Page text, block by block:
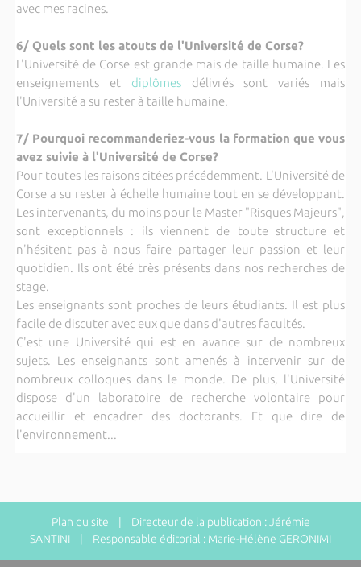
avec mes racines.
6/ Quels sont les atouts de l'Université de Corse?
L'Université de Corse est grande mais de taille humaine. Les
enseignements et diplômesdélivrés sont variés mais
l'Université a su rester à taille humaine.
7/ Pourquoi recommanderiez-vous la formation que vous
avez suivie à l'Université de Corse?
Pour toutes les raisons citées précédemment. L'Université de
Corse a su rester à échelle humaine tout en se développant.
Les intervenants, du moins pour le Master "Risques Majeurs",
sont exceptionnels : ils viennent de toute structure et
n'hésitent pas à nous faire partager leur passion et leur
quotidien. Ils ont été très présents dans nos recherches de
stage.
Les enseignants sont proches de leurs étudiants. Il est plus
facile de discuter avec eux que dans d'autres facultés.
C'est une Université qui est en avance sur de nombreux
sujets. Les enseignants sont amenés à intervenir sur de
nombreux colloques dans le monde. De plus, l'Université
dispose d'un laboratoire de recherche volontaire pour
accueillir et encadrer des doctorants. Et que dire de
l'environnement...
Plan du site | Directeur de la publication : Jérémie
SANTINI | Responsable éditorial : Marie-Hélène GERONIMI